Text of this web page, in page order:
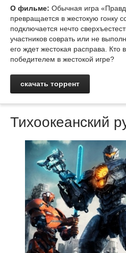
О фильме: Обычная игра
превращается в жестокую гонку
подключается нечто
участников соврать или не
его ждет жестокая расправа. Кто
победителем в жестокой игре?
скачать торрент
Тихоокеанский